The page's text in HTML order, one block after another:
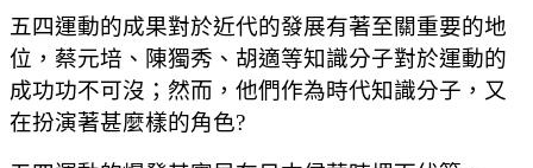
五四運動的成果對於近代的發展有著至關重要的地
位，蔡元培、陳獨秀、胡適等知識分子對於運動的
成功功不可沒；然而，他們作為時代知識分子，又
在扮演著甚麼樣的角色?